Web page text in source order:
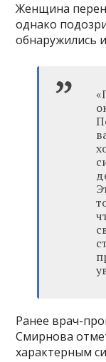
Женщина
однако
обнаружились
Ранее врач-
Смирнова
характерным